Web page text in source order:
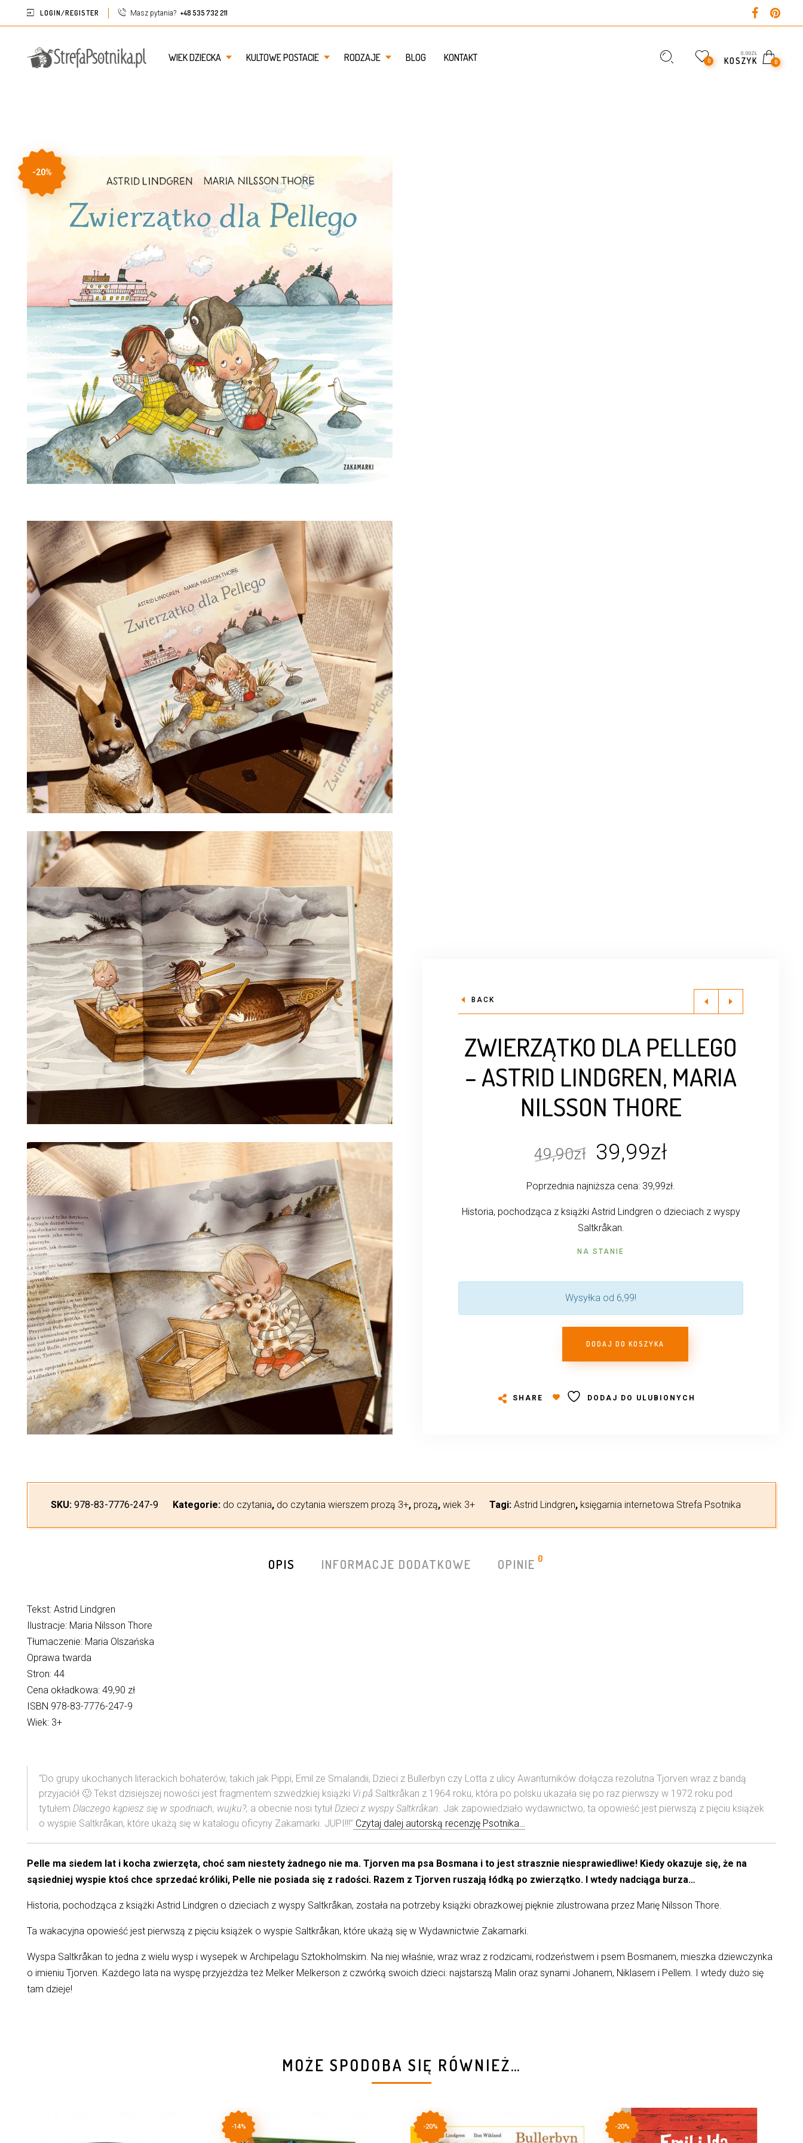
LOGIN/REGISTER Masz pytania? +48 535 732 211
WIEK DZIECKA KULTOWE POSTACIE RODZAJE BLOG KONTAKT 0
0,00ZŁ
KOSZYK 0
-20%
BACK
ZWIERZĄTKO DLA PELLEGO
– ASTRID LINDGREN, MARIA
NILSSON THORE
49,90zł Pierwotna
wynosiła:
49,90zł.
39,99zł
wynosi:
39,99zł.
Poprzednia najniższa cena: 39,99zł.
Historia, pochodząca z książki Astrid Lindgren o dzieciach z wyspy
Saltkråkan.
NA STANIE
Wysyłka od 6,99!
DODAJ DO KOSZYKA
SHARE DODAJ DO ULUBIONYCH
SKU: 978-83-7776-247-9 Kategorie: do czytania, do czytania wierszem prozą 3+, prozą, wiek 3+ Tagi: Astrid Lindgren, księgarnia internetowa Strefa Psotnika
OPIS INFORMACJE DODATKOWE OPINIE 0
Tekst: Astrid Lindgren
Ilustracje: Maria Nilsson Thore
Tłumaczenie: Maria Olszańska
Oprawa twarda
Stron: 44
Cena okładkowa: 49,90 zł
ISBN 978-83-7776-247-9
Wiek: 3+
“Do grupy ukochanych literackich bohaterów, takich jak Pippi, Emil ze Smalandii, Dzieci z Bullerbyn czy Lotta z ulicy Awanturników dołącza rezolutna Tjorven wraz z bandą
przyjaciół 🙂 Tekst dzisiejszej nowości jest fragmentem szwedzkiej książki Vi på Saltkråkan z 1964 roku, która po polsku ukazała się po raz pierwszy w 1972 roku pod
tytułem Dlaczego kąpiesz się w spodniach, wujku?, a obecnie nosi tytuł Dzieci z wyspy Saltkråkan. Jak zapowiedziało wydawnictwo, ta opowieść jest pierwszą z pięciu książek
o wyspie Saltkråkan, które ukażą się w katalogu oficyny Zakamarki. JUPI!!!” Czytaj dalej autorską recenzję Psotnika…
Pelle ma siedem lat i kocha zwierzęta, choć sam niestety żadnego nie ma. Tjorven ma psa Bosmana i to jest strasznie niesprawiedliwe! Kiedy okazuje się, że na
sąsiedniej wyspie ktoś chce sprzedać króliki, Pelle nie posiada się z radości. Razem z Tjorven ruszają łódką po zwierzątko. I wtedy nadciąga burza…
Historia, pochodząca z książki Astrid Lindgren o dzieciach z wyspy Saltkråkan, została na potrzeby książki obrazkowej pięknie zilustrowana przez Marię Nilsson Thore.
Ta wakacyjna opowieść jest pierwszą z pięciu książek o wyspie Saltkråkan, które ukażą się w Wydawnictwie Zakamarki.
Wyspa Saltkråkan to jedna z wielu wysp i wysepek w Archipelagu Sztokholmskim. Na niej właśnie, wraz wraz z rodzicami, rodzeństwem i psem Bosmanem, mieszka dziewczynka
o imieniu Tjorven. Każdego lata na wyspę przyjeżdża też Melker Melkerson z czwórką swoich dzieci: najstarszą Malin oraz synami Johanem, Niklasem i Pellem. I wtedy dużo się
tam dzieje!
MOŻE SPODOBA SIĘ RÓWNIEŻ…
-14% -20% -20%